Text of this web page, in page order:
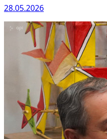
28.05.2026